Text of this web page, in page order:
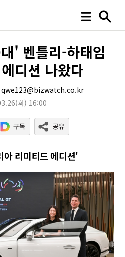
' 벤틀리-하태임
디션 나왔다
qwe123@bizwatch.co.kr
(화) 16:00
리미티드 에디션'